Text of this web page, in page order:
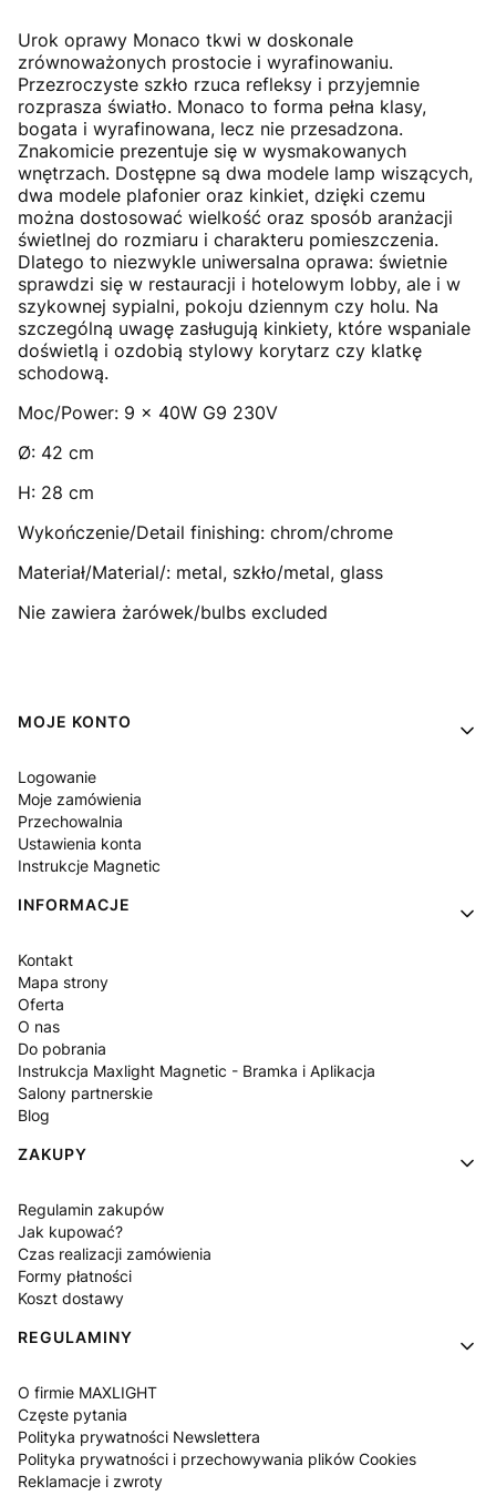
Urok oprawy Monaco tkwi w doskonale
zrównoważonych prostocie i wyrafinowaniu.
Przezroczyste szkło rzuca refleksy i przyjemnie
rozprasza światło. Monaco to forma pełna klasy,
bogata i wyrafinowana, lecz nie przesadzona.
Znakomicie prezentuje się w wysmakowanych
wnętrzach. Dostępne są dwa modele lamp wiszących,
dwa modele plafonier oraz kinkiet, dzięki czemu
można dostosować wielkość oraz sposób aranżacji
świetlnej do rozmiaru i charakteru pomieszczenia.
Dlatego to niezwykle uniwersalna oprawa: świetnie
sprawdzi się w restauracji i hotelowym lobby, ale i w
szykownej sypialni, pokoju dziennym czy holu. Na
szczególną uwagę zasługują kinkiety, które wspaniale
doświetlą i ozdobią stylowy korytarz czy klatkę
schodową.
Moc/Power: 9 x 40W G9 230V
Ø: 42 cm
H: 28 cm
Wykończenie/Detail finishing: chrom/chrome
Materiał/Material/: metal, szkło/metal, glass
Nie zawiera żarówek/bulbs excluded
Linki w stopce
MOJE KONTO
Logowanie
Moje zamówienia
Przechowalnia
Ustawienia konta
Instrukcje Magnetic
INFORMACJE
Kontakt
Mapa strony
Oferta
O nas
Do pobrania
Instrukcja Maxlight Magnetic - Bramka i Aplikacja
Salony partnerskie
Blog
ZAKUPY
Regulamin zakupów
Jak kupować?
Czas realizacji zamówienia
Formy płatności
Koszt dostawy
REGULAMINY
O firmie MAXLIGHT
Częste pytania
Polityka prywatności Newslettera
Polityka prywatności i przechowywania plików Cookies
Reklamacje i zwroty